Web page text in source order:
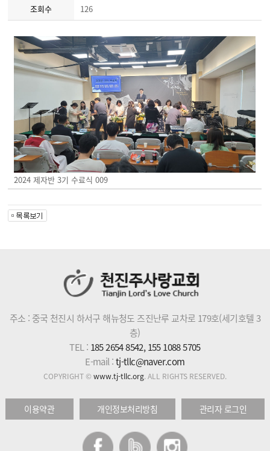
조회수
126
2024 제자반 3기 수료식 009
주소 : 중국 천진시 하서구 해뉴청도 즈진난루 교차로 179호(세기호텔 3
층)
TEL : 185 2654 8542, 155 1088 5705
E-mail :tj-tllc@naver.com
COPYRIGHT © www.tj-tllc.org. ALL RIGHTS RESERVED.
이용약관 개인정보처리방침 관리자 로그인